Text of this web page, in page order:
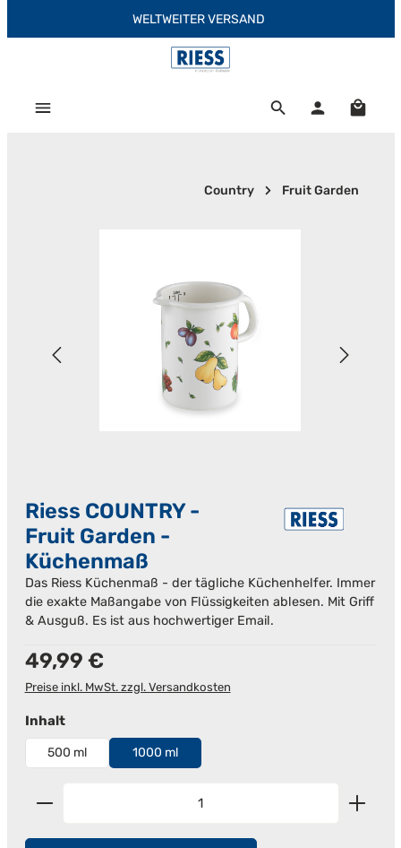
Zum Hauptinhalt springenWELTWEITER VERSAND
Country Fruit Garden
Riess COUNTRY -
Fruit Garden -
Küchenmaß
Das Riess Küchenmaß - der tägliche Küchenhelfer. Immer
die exakte Maßangabe von Flüssigkeiten ablesen. Mit Griff
& Ausguß. Es ist aus hochwertiger Email.
Regulärer Preis:
49,99 €
Preise inkl. MwSt. zzgl. Versandkosten
Inhaltauswählen
500 ml 1000 ml
Produkt Anzahl: Gib den gewünschten Wert ein